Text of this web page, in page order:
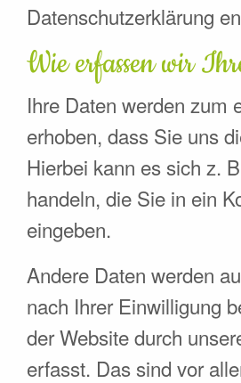
Datenschutzerklärung
Wie erfassen wir
Ihre Daten werden zum
erhoben, dass Sie uns
Hierbei kann es sich z.
handeln, die Sie in ein
eingeben.
Andere Daten werden
nach Ihrer Einwilligung
der Website durch
erfasst. Das sind vor